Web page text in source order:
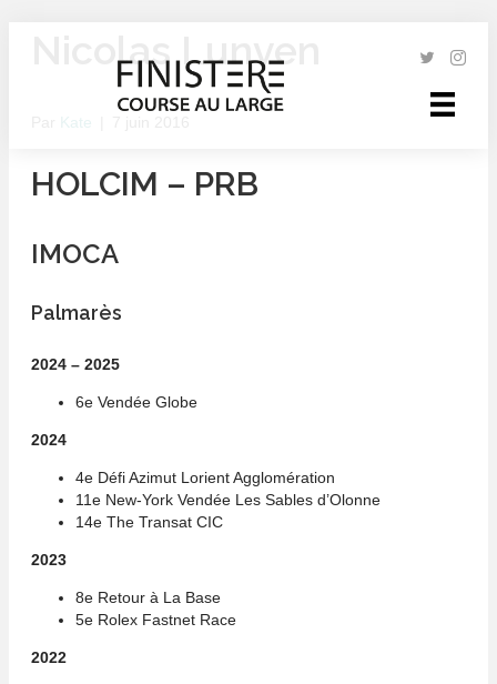
Nicolas Lunven
Kate
HOLCIM – PRB
IMOCA
Palmarès
2024 – 2025
6e Vendée Globe
2024
4e Défi Azimut Lorient Agglomération
11e New-York Vendée Les Sables d’Olonne
14e The Transat CIC
2023
8e Retour à La Base
5e Rolex Fastnet Race
2022